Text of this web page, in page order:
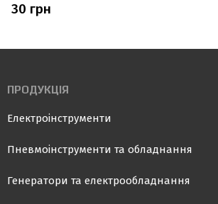
30 грн
ПРОДУКЦІЯ
Електроінструменти
Пневмоінструменти та обладнання
Генератори та електрообладнання